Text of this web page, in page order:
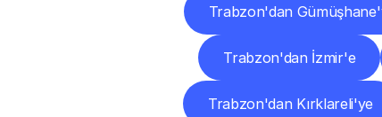
Trabzon'dan
Trabzon'dan İzmir'e
Trabzon'dan Kırklareli'ye